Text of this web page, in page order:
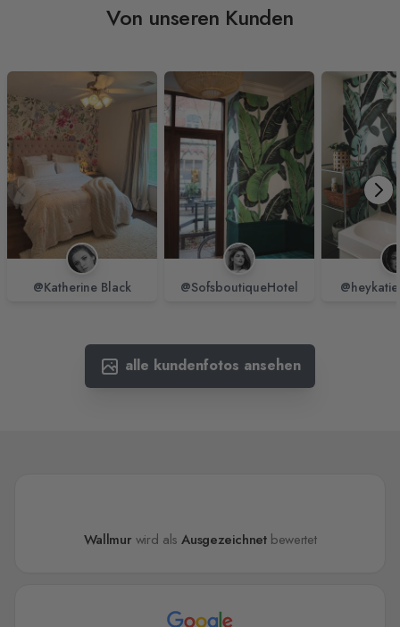
Von unseren Kunden
@Katherine Black @SofsboutiqueHotel
alle kundenfotos ansehen
Wallmur wird alsAusgezeichnetbewertet